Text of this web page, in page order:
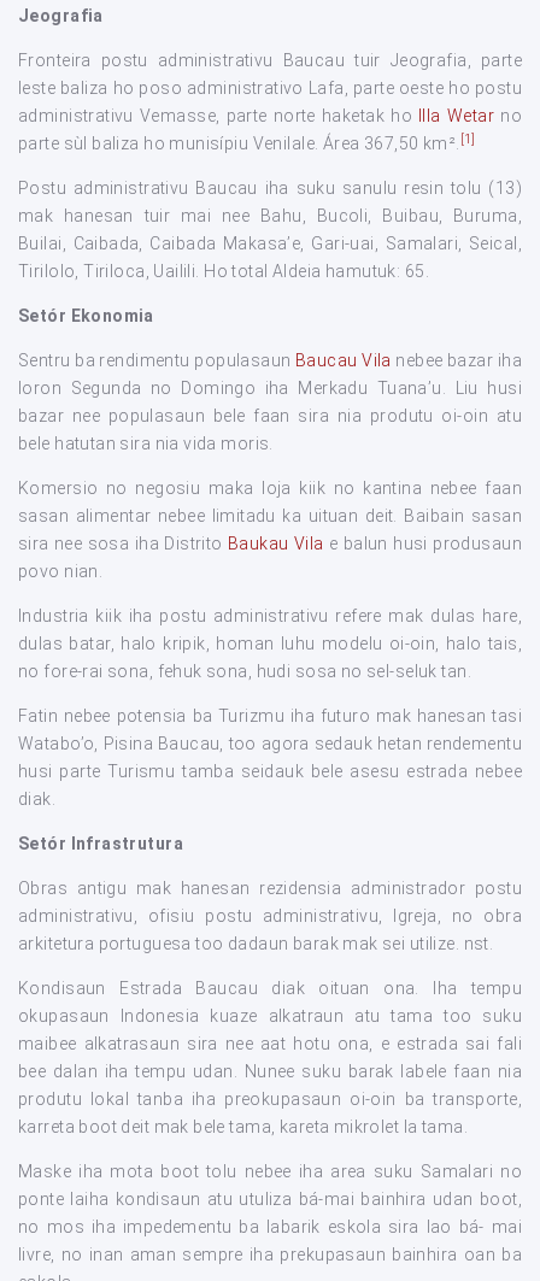
Jeografia
Fronteira postu administrativu Baucau tuir Jeografia, parte
leste baliza ho poso administrativo Lafa, parte oeste ho postu
administrativu Vemasse, parte norte haketak ho
Illa Wetar no
parte sùl baliza ho munisípiu Venilale. Área 367,50 km². [1]
Postu administrativu Baucau iha suku sanulu resin tolu (13)
mak hanesan tuir mai nee Bahu, Bucoli, Buibau, Buruma,
Builai, Caibada, Caibada Makasa’e, Gari-uai, Samalari, Seical,
Tirilolo, Tiriloca, Uailili. Ho total Aldeia hamutuk: 65.
Setór Ekonomia
Sentru ba rendimentu populasaun Baucau Vila nebee bazar iha
loron Segunda no Domingo iha Merkadu Tuana’u. Liu husi
bazar nee populasaun bele faan sira nia produtu oi-oin atu
bele hatutan sira nia vida moris.
Komersio no negosiu maka loja kiik no kantina nebee faan
sasan alimentar nebee limitadu ka uituan deit. Baibain sasan
sira nee sosa iha Distrito Baukau Vila e balun husi produsaun
povo nian.
Industria kiik iha postu administrativu refere mak dulas hare,
dulas batar, halo kripik, homan luhu modelu oi-oin, halo tais,
no fore-rai sona, fehuk sona, hudi sosa no sel-seluk tan.
Fatin nebee potensia ba Turizmu iha futuro mak hanesan tasi
Watabo’o, Pisina Baucau, too agora sedauk hetan rendementu
husi parte Turismu tamba seidauk bele asesu estrada nebee
diak.
Setór Infrastrutura
Obras antigu mak hanesan rezidensia administrador postu
administrativu, ofisiu postu administrativu, Igreja, no obra
arkitetura portuguesa too dadaun barak mak sei utilize. nst.
Kondisaun Estrada Baucau diak oituan ona. Iha tempu
okupasaun Indonesia kuaze alkatraun atu tama too suku
maibee alkatrasaun sira nee aat hotu ona, e estrada sai fali
bee dalan iha tempu udan. Nunee suku barak labele faan nia
produtu lokal tanba iha preokupasaun oi-oin ba transporte,
karreta boot deit mak bele tama, kareta mikrolet la tama.
Maske iha mota boot tolu nebee iha area suku Samalari no
ponte laiha kondisaun atu utuliza bá-mai bainhira udan boot,
no mos iha impedementu ba labarik eskola sira lao bá- mai
livre, no inan aman sempre iha prekupasaun bainhira oan ba